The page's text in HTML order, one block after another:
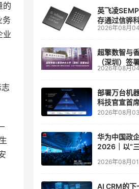
的
务
业
英飞凌
存通过信骅
AST2700
管理
2026年08月
超擎数智与
（深圳）签
人工智能和
2026年08月
部署万台机
科技官宣首
让世界模型
2026年08月
华为中国政
2026｜以“
2026年08月01
AI CRM的下